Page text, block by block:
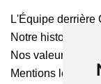
L'Équipe derrière
Notre histoire
Nos valeurs
Mentions légales